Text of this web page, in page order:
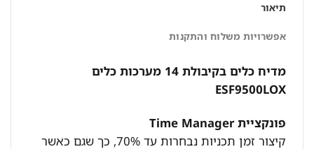
תיאור
אפשרויות משלוח והתקנות
מדיח כלים בקיבולת 14 מערכות כלים
ESF9500LOX
פונקציית Time Manager
קיצור זמן תכניות נבחרות עד 70%, כך שגם כאשר